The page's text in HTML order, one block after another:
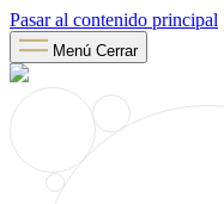
Pasar al contenido principal
Menú Cerrar